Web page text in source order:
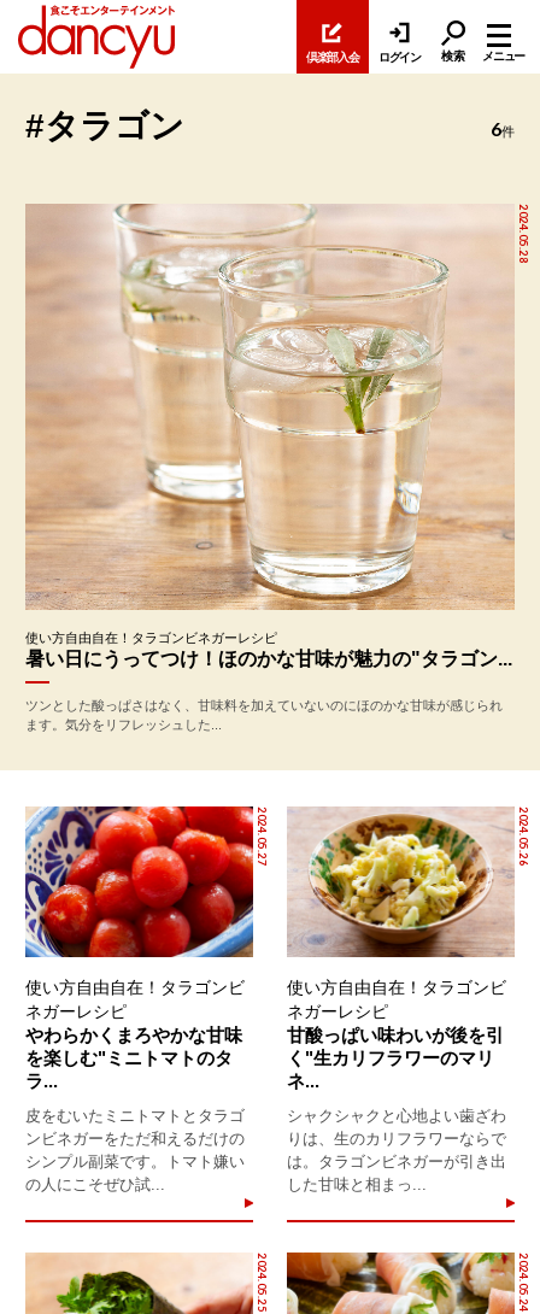
倶楽部入会 ログイン 検索 メニュー
#タラゴン 6件
2024.05.28
使い方自由自在！タラゴンビネガーレシピ
暑い日にうってつけ！ほのかな甘味が魅力の"タラゴン...
ツンとした酸っぱさはなく、甘味料を加えていないのにほのかな甘味が感じられ
ます。気分をリフレッシュした...
2024.05.27
使い方自由自在！タラゴンビ
ネガーレシピ
やわらかくまろやかな甘味
を楽しむ"ミニトマトのタ
ラ...
皮をむいたミニトマトとタラゴ
ンビネガーをただ和えるだけの
シンプル副菜です。トマト嫌い
の人にこそぜひ試...
2024.05.26
使い方自由自在！タラゴンビ
ネガーレシピ
甘酸っぱい味わいが後を引
く"生カリフラワーのマリ
ネ...
シャクシャクと心地よい歯ざわ
りは、生のカリフラワーならで
は。タラゴンビネガーが引き出
した甘味と相まっ...
2024.05.25 2024.05.24